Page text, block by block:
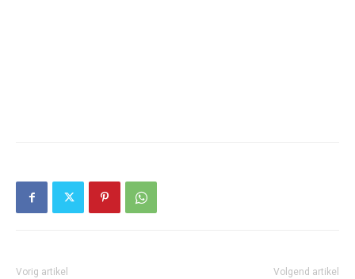
Vorig artikel Volgend artikel